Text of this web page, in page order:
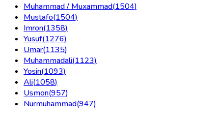
Muhammad / Muxammad(1504)
Mustafo(1504)
Imron(1358)
Yusuf(1276)
Umar(1135)
Muhammadali(1123)
Yosin(1093)
Ali(1058)
Usmon(957)
Nurmuhammad(947)